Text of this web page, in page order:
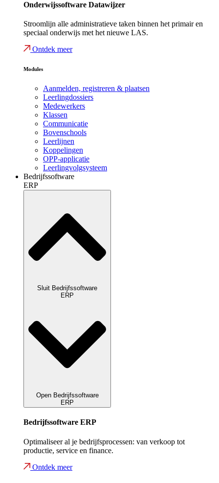
Onderwijssoftware Datawijzer
Stroomlijn alle administratieve taken binnen het primair en
speciaal onderwijs met het nieuwe LAS.
Ontdek meer
Modules
Aanmelden, registreren & plaatsen
Leerlingdossiers
Medewerkers
Klassen
Communicatie
Bovenschools
Leerlijnen
Koppelingen
OPP-applicatie
Leerlingvolgsysteem
Bedrijfssoftware
ERP
Sluit Bedrijfssoftware
ERP
Open Bedrijfssoftware
ERP
Bedrijfssoftware ERP
Optimaliseer al je bedrijfsprocessen: van verkoop tot
productie, service en finance.
Ontdek meer